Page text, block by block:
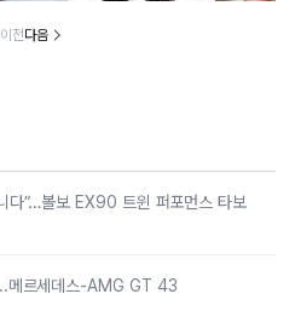
이전다음
다”…볼보 EX90 트윈 퍼포먼스 타보
메르세데스-AMG GT 43